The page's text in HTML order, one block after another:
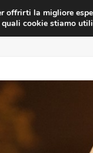
offrirti la migliore
quali cookie stiamo